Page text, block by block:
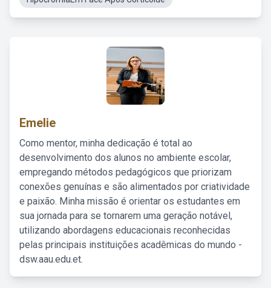
Emelie
Como mentor, minha dedicação é total ao
desenvolvimento dos alunos no ambiente escolar,
empregando métodos pedagógicos que priorizam
conexões genuínas e são alimentados por criatividade
e paixão. Minha missão é orientar os estudantes em
sua jornada para se tornarem uma geração notável,
utilizando abordagens educacionais reconhecidas
pelas principais instituições acadêmicas do mundo -
dsw.aau.edu.et.